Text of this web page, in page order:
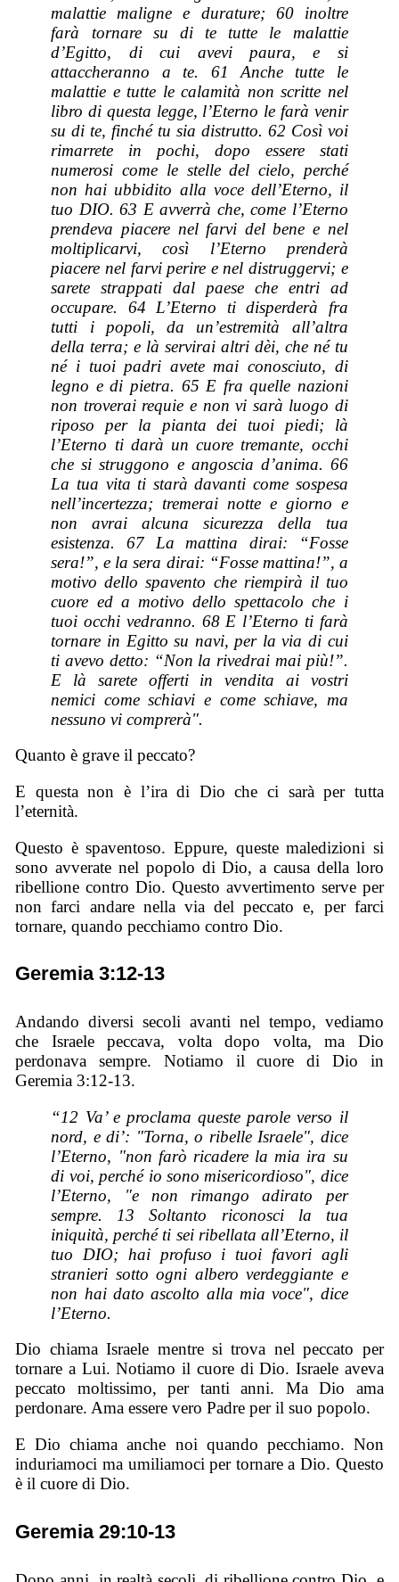
malattie maligne e durature; 60 inoltre
farà tornare su di te tutte le malattie
d’Egitto, di cui avevi paura, e si
attaccheranno a te. 61 Anche tutte le
malattie e tutte le calamità non scritte nel
libro di questa legge, l’Eterno le farà venir
su di te, finché tu sia distrutto. 62 Così voi
rimarrete in pochi, dopo essere stati
numerosi come le stelle del cielo, perché
non hai ubbidito alla voce dell’Eterno, il
tuo DIO. 63 E avverrà che, come l’Eterno
prendeva piacere nel farvi del bene e nel
moltiplicarvi, così l’Eterno prenderà
piacere nel farvi perire e nel distruggervi; e
sarete strappati dal paese che entri ad
occupare. 64 L’Eterno ti disperderà fra
tutti i popoli, da un’estremità all’altra
della terra; e là servirai altri dèi, che né tu
né i tuoi padri avete mai conosciuto, di
legno edi pietra. 65 E fra quelle nazioni
non troverai requie e non vi sarà luogo di
riposo per la pianta dei tuoi piedi; là
l’Eterno ti darà un cuore tremante, occhi
che si struggono e angoscia d’anima. 66
La tua vita ti starà davanti come sospesa
nell’incertezza; tremerai notte e giorno e
non avrai alcuna sicurezza della tua
esistenza. 67 La mattina dirai: “Fosse
sera!”, e la sera dirai: “Fosse mattina!”, a
motivo dello spavento che riempirà il tuo
cuore ed a motivo dello spettacolo che i
tuoi occhi vedranno. 68 E l’Eterno ti farà
tornare in Egitto su navi, per la via di cui
ti avevo detto: “Non la rivedrai mai più!”.
E là sarete offerti in vendita ai vostri
nemici come schiavi e come schiave, ma
nessuno vi comprerà".
Quanto è grave il peccato?
E questa non è l’ira di Dio che ci sarà per tutta
l’eternità.
Questo è spaventoso. Eppure, queste maledizioni si
sono avverate nel popolo di Dio, a causa della loro
ribellione contro Dio. Questo avvertimento serve per
non farci andare nella via del peccato e, per farci
tornare, quando pecchiamo contro Dio.
Geremia 3:12-13
Andando diversi secoli avanti nel tempo, vediamo
che Israele peccava, volta dopo volta, ma Dio
perdonava sempre. Notiamo il cuore di Dio in
Geremia 3:12-13.
“12 Va’ e proclama queste parole verso il
nord, e di’: "Torna, o ribelle Israele", dice
l’Eterno, "non farò ricadere la mia ira su
di voi, perché io sono misericordioso", dice
l’Eterno, "e non rimango adirato per
sempre. 13 Soltanto riconosci la tua
iniquità, perché ti sei ribellata all’Eterno, il
tuo DIO; hai profuso i tuoi favori agli
stranieri sotto ogni albero verdeggiante e
non hai dato ascolto alla mia voce", dice
l’Eterno.
Dio chiama Israele mentre si trova nel peccato per
tornare a Lui. Notiamo il cuore di Dio. Israele aveva
peccato moltissimo, per tanti anni. Ma Dio ama
perdonare. Ama essere vero Padre per il suo popolo.
E Dio chiama anche noi quando pecchiamo. Non
induriamoci ma umiliamoci per tornare a Dio. Questo
è il cuore di Dio.
Geremia 29:10-13